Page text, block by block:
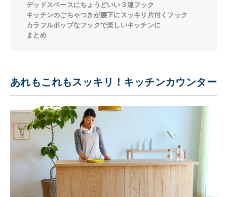
デッドスペースにちょうどいい３連フック
キッチンのごちゃつきが腰下にスッキリ片付くフック
カラフルポップなフックで楽しいキッチンに
まとめ
あれもこれもスッキリ！キッチンカウンター